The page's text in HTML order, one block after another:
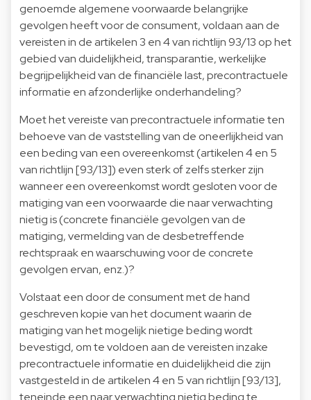
genoemde algemene voorwaarde belangrijke
gevolgen heeft voor de consument, voldaan aan de
vereisten in de artikelen 3 en 4 van richtlijn 93/13 op het
gebied van duidelijkheid, transparantie, werkelijke
begrijpelijkheid van de financiële last, precontractuele
informatie en afzonderlijke onderhandeling?
Moet het vereiste van precontractuele informatie ten
behoeve van de vaststelling van de oneerlijkheid van
een beding van een overeenkomst (artikelen 4 en 5
van richtlijn [93/13]) even sterk of zelfs sterker zijn
wanneer een overeenkomst wordt gesloten voor de
matiging van een voorwaarde die naar verwachting
nietig is (concrete financiële gevolgen van de
matiging, vermelding van de desbetreffende
rechtspraak en waarschuwing voor de concrete
gevolgen ervan, enz.)?
Volstaat een door de consument met de hand
geschreven kopie van het document waarin de
matiging van het mogelijk nietige beding wordt
bevestigd, om te voldoen aan de vereisten inzake
precontractuele informatie en duidelijkheid die zijn
vastgesteld in de artikelen 4 en 5 van richtlijn [93/13],
teneinde een naar verwachting nietig beding te